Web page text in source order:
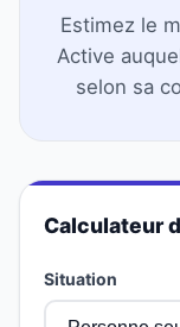
Estimez le
Active
selon sa
Calculateur
Situation